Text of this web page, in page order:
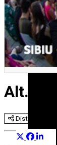
English
Alt.
Distribuie